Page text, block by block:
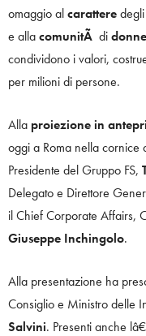
omaggio alcaratteredegli
e allacomunitÃ didonne
condividono i valori,
per milioni di persone.
Alla proiezione in
oggi a Roma nella cornice
Presidente del Gruppo FS,
Delegato e Direttore
il Chief Corporate Affairs,
Giuseppe Inchingolo.
Alla presentazione ha
Consiglio e Ministro delle
Salvini. Presenti anche